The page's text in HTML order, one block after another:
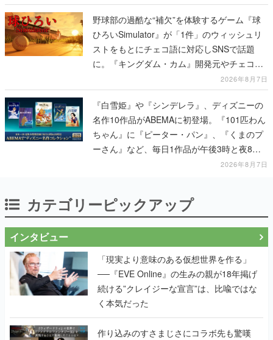
も
野球部の過酷な“補欠”を体験するゲーム『球
ひろいSimulator』が「1件」のウィッシュリ
ストをもとにチェコ語に対応しSNSで話題
に。『キングダム・カム』開発元やチェコの
2026年8月7日
『白雪姫』や『シンデレラ』、ディズニーの
名作10作品がABEMAに初登場。『101匹わん
ちゃん』に『ピーター・パン』、『くまのプ
ーさん』など、毎日1作品が午後3時と夜8時
2026年8月7日
カテゴリーピックアップ
インタビュー
「現実より意味のある仮想世界を作る」
──『EVE Online』の生みの親が18年掲げ
続ける”クレイジーな宣言”は、比喩ではな
く本気だった
作り込みのすさまじさにコラボ先も驚嘆